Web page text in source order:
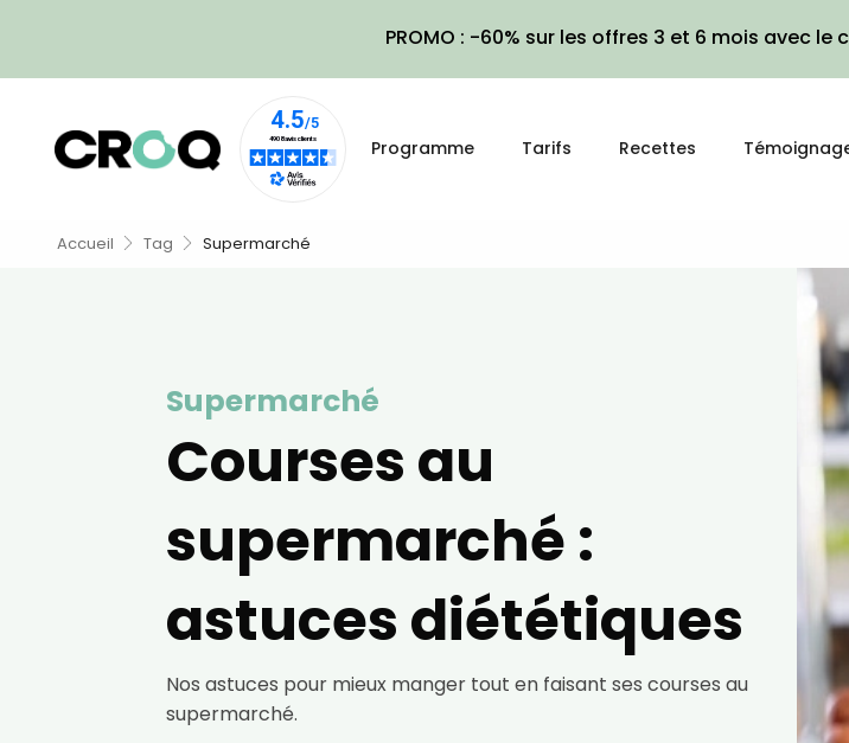
PROMO : -60% sur les offres 3 et 6 mois avec le
Programme Tarifs Recettes
Accueil Tag Supermarché
Supermarché
Courses au
supermarché :
astuces diététiques
Nos astuces pour mieux manger tout en faisant ses courses au
supermarché.